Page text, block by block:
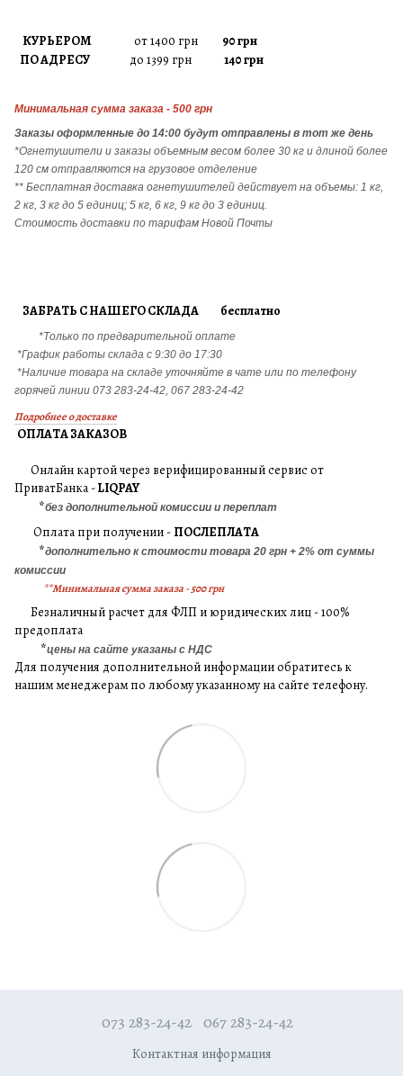
КУРЬЕРОМ от 1400 грн 90 грн
ПО АДРЕСУ до 1399 грн 140 грн
Минимальная сумма заказа - 500 грн
Заказы оформленные до 14:00 будут отправлены в тот же день
*Огнетушители и заказы объемным весом более 30 кг и длиной более
120 см отправляются на грузовое отделение
** Бесплатная доставка огнетушителей действует на объемы: 1 кг,
2 кг, 3 кг до 5 единиц; 5 кг, 6 кг, 9 кг до 3 единиц.
Стоимость доставки по тарифам Новой Почты
ЗАБРАТЬ С НАШЕГО СКЛАДА бесплатно
*Только по предварительной оплате
*График работы склада с 9:30 до 17:30
*Наличие товара на складе уточняйте в чате или по телефону
горячей линии 073 283-24-42, 067 283-24-42
Подробнее о доставке
ОПЛАТА ЗАКАЗОВ
Онлайн картой через верифицированный сервис от
ПриватБанка -LIQPAY
*без дополнительной комиссии и переплат
Оплата при получении - ПОСЛЕПЛАТА
*дополнительно к стоимости товара 20 грн + 2% от суммы
комиссии
**Минимальная сумма заказа - 500 грн
Безналичный расчет для ФЛП и юридических лиц - 100%
предоплата
*цены на сайте указаны с НДС
Для получения дополнительной информации обратитесь к
нашим менеджерам по любому указанному на сайте телефону.
073 283-24-42 067 283-24-42
Контактная информация